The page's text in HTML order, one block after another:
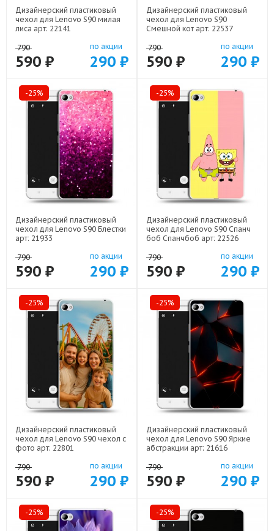
Дизайнерский пластиковый
чехол для Lenovo S90 милая
лиса арт: 22141
790
590 ₽
по акции
290 ₽
Дизайнерский пластиковый
чехол для Lenovo S90
Смешной кот арт: 22537
790
590 ₽
по акции
290 ₽
-25%
Дизайнерский пластиковый
чехол для Lenovo S90 Блестки
арт: 21933
790
590 ₽
по акции
290 ₽
-25%
Дизайнерский пластиковый
чехол для Lenovo S90 Спанч
боб Спанчбоб арт: 22526
790
590 ₽
по акции
290 ₽
-25%
Дизайнерский пластиковый
чехол для Lenovo S90 чехол с
фото арт: 22801
790
590 ₽
по акции
290 ₽
-25%
Дизайнерский пластиковый
чехол для Lenovo S90 Яркие
абстракции арт: 21616
790
590 ₽
по акции
290 ₽
-25% -25%